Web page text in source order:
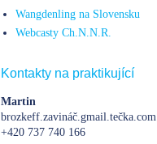
Wangdenling na Slovensku
Webcasty Ch.N.N.R.
Kontakty na praktikující
Martin
brozkeff.zavináč.gmail.tečka.com
+420 737 740 166